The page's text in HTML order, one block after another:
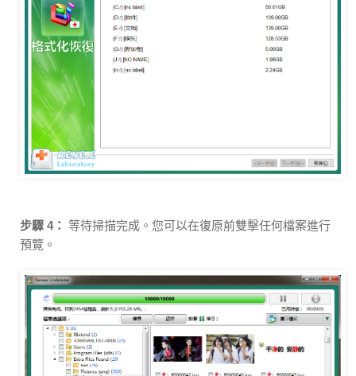
步驟 4： 等待掃描完成。您可以在復原前雙擊任何檔案進行
預覽。